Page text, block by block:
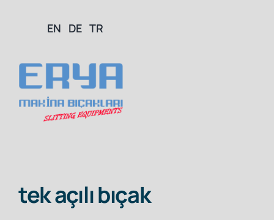
EN DE TR
Hakkımızda
tek açılı bıçak